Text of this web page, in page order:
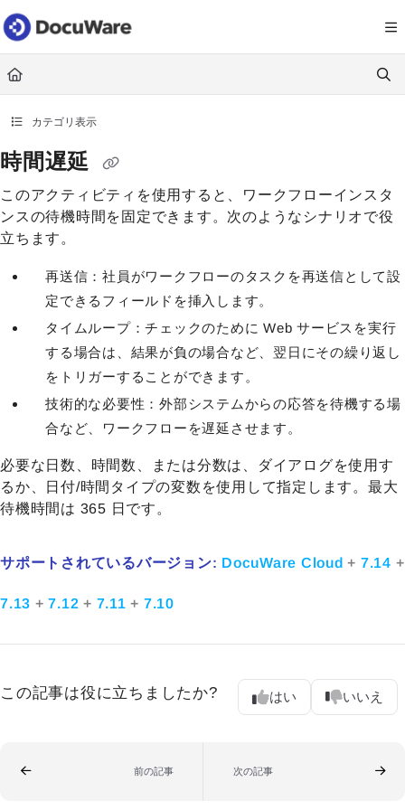
Documentation Index
Fetch the complete documentation index at: https://
Use this file to discover all available pages before exploring further.
カテゴリ表示
時間遅延
このアクティビティを使用すると、ワークフローインスタ
ンスの待機時間を固定できます。次のようなシナリオで役
立ちます。
再送信：社員がワークフローのタスクを再送信として設
定できるフィールドを挿入します。
タイムループ：チェックのために Web サービスを実行
する場合は、結果が負の場合など、翌日にその繰り返し
をトリガーすることができます。
技術的な必要性：外部システムからの応答を待機する場
合など、ワークフローを遅延させます。
必要な日数、時間数、または分数は、ダイアログを使用す
るか、日付/時間タイプの変数を使用して指定します。最大
待機時間は 365 日です。
サポートされているバージョン: DocuWare Cloud+ 7.14 +
7.13 +7.12 + 7.11+ 7.10
この記事は役に立ちましたか? はい いいえ
前の記事 次の記事